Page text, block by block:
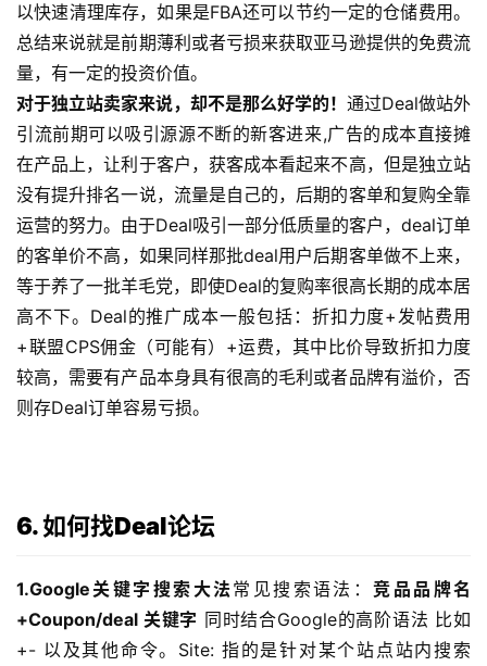
以快速清理库存，如果是FBA还可以节约一定的仓储费用。
总结来说就是前期薄利或者亏损来获取亚马逊提供的免费流
量，有一定的投资价值。
对于独立站卖家来说，却不是那么好学的！ 通过Deal做站外
引流前期可以吸引源源不断的新客进来,广告的成本直接摊
在产品上，让利于客户，获客成本看起来不高，但是独立站
没有提升排名一说，流量是自己的，后期的客单和复购全靠
运营的努力。由于Deal吸引一部分低质量的客户，deal订单
的客单价不高，如果同样那批deal用户后期客单做不上来，
等于养了一批羊毛党，即使Deal的复购率很高长期的成本居
高不下。Deal的推广成本一般包括：折扣力度+发帖费用
+联盟CPS佣金（可能有）+运费，其中比价导致折扣力度
较高，需要有产品本身具有很高的毛利或者品牌有溢价，否
则存Deal订单容易亏损。
6. 如何找Deal论坛
1.Google关键字搜索大法 常见搜索语法：竞品品牌名
+Coupon/deal 关键字 同时结合Google的高阶语法 比如
+- 以及其他命令。Site: 指的是针对某个站点站内搜索